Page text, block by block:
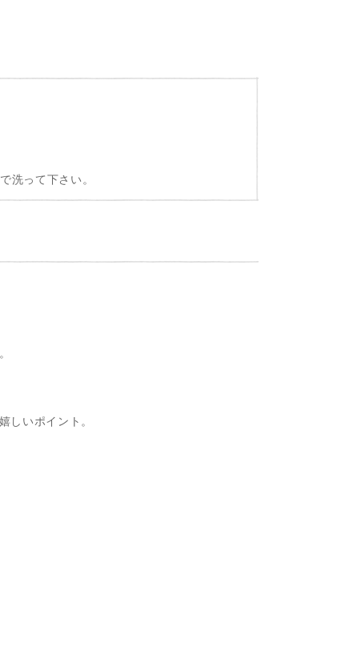
洗って下さい。
いポイント。